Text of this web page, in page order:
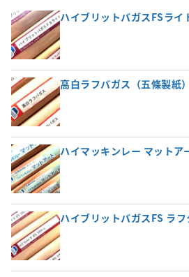
ハイブリットバガスFSライ
高白ラフバガス（五條製紙）
ハイマッキンレー マットア
ハイブリットバガスFS ラフ